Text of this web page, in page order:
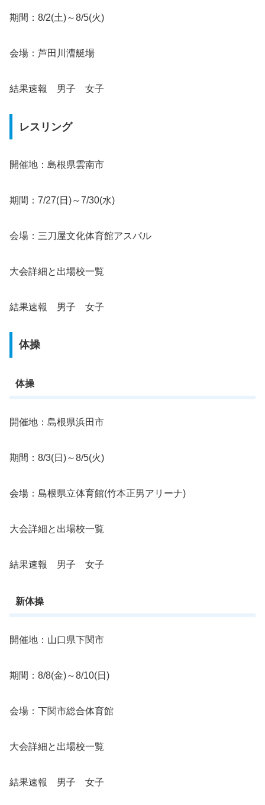
期間：8/2(土)～8/5(火)
会場：芦田川漕艇場
結果速報 男子 女子
レスリング
開催地：島根県雲南市
期間：7/27(日)～7/30(水)
会場：三刀屋文化体育館アスパル
大会詳細と出場校一覧
結果速報 男子 女子
体操
体操
開催地：島根県浜田市
期間：8/3(日)～8/5(火)
会場：島根県立体育館(竹本正男アリーナ)
大会詳細と出場校一覧
結果速報 男子 女子
新体操
開催地：山口県下関市
期間：8/8(金)～8/10(日)
会場：下関市総合体育館
大会詳細と出場校一覧
結果速報 男子 女子